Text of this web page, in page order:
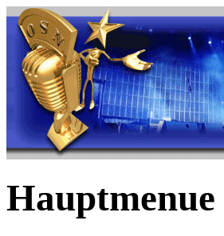
Hauptmenue